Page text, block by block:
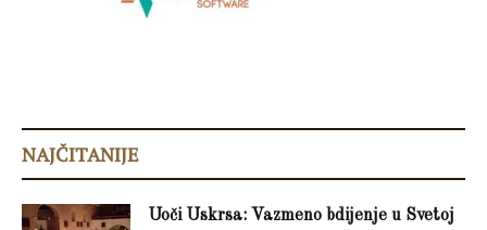
NAJČITANIJE
Uoči Uskrsa: Vazmeno bdijenje u Svetoj